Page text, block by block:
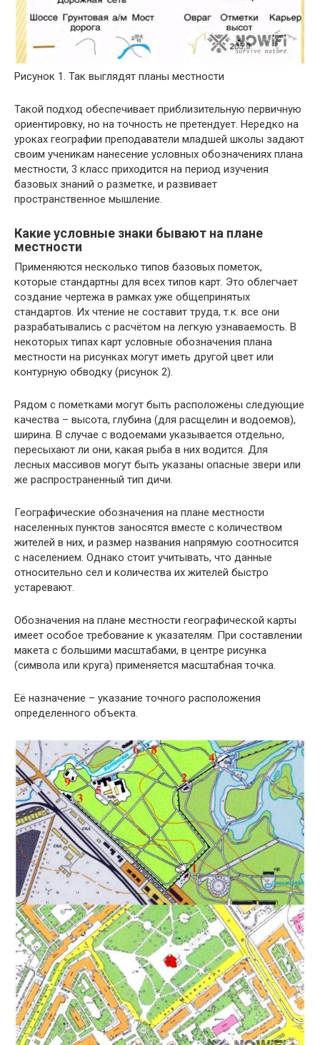
Рисунок 1. Так выглядят планы местности
Такой подход обеспечивает приблизительную первичную
ориентировку, но на точность не претендует. Нередко на
уроках географии преподаватели младшей школы задают
своим ученикам нанесение условных обозначениях плана
местности, 3 класс приходится на период изучения
базовых знаний о разметке, и развивает
пространственное мышление.
Какие условные знаки бывают на плане
местности
Применяются несколько типов базовых пометок,
которые стандартны для всех типов карт. Это облегчает
создание чертежа в рамках уже общепринятых
стандартов. Их чтение не составит труда, т.к. все они
разрабатывались с расчётом на легкую узнаваемость. В
некоторых типах карт условные обозначения плана
местности на рисунках могут иметь другой цвет или
контурную обводку (рисунок 2).
Рядом с пометками могут быть расположены следующие
качества – высота, глубина (для расщелин и водоемов),
ширина. В случае с водоемами указывается отдельно,
пересыхают ли они, какая рыба в них водится. Для
лесных массивов могут быть указаны опасные звери или
же распространенный тип дичи.
Географические обозначения на плане местности
населенных пунктов заносятся вместе с количеством
жителей в них, и размер названия напрямую соотносится
с населением. Однако стоит учитывать, что данные
относительно сел и количества их жителей быстро
устаревают.
Обозначения на плане местности географической карты
имеет особое требование к указателям. При составлении
макета с большими масштабами, в центре рисунка
(символа или круга) применяется масштабная точка.
Её назначение – указание точного расположения
определенного объекта.